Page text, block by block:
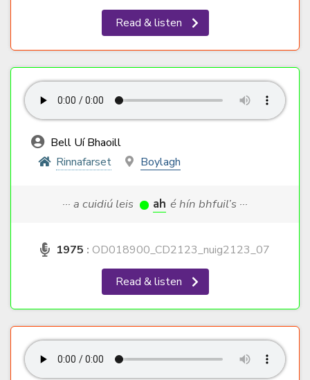
Read & listen
Bell Uí Bhaoill
Rinnafarset
Boylagh
··· a cuidiú leis ah é hín bhfuil’s ···
1975 : OD018900_CD2123_nuig2123_07
Read & listen